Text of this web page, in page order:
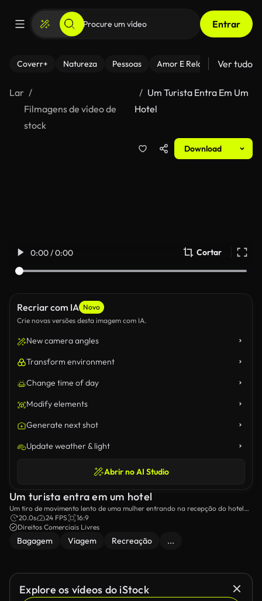
Entrar
Coverr+ Natureza Pessoas Amor E Relacionamentos
Ver tudo
Lar
Filmagens de vídeo de
stock
Um Turista Entra Em Um
Hotel
Download
0:00 / 0:00 Cortar
Recriar com IA Novo
Crie novas versões desta imagem com IA.
New camera angles
Transform environment
Change time of day
Modify elements
Generate next shot
Update weather & light
Abrir no AI Studio
Um turista entra em um hotel
Um tiro de movimento lento de uma mulher entrando na recepção do hotel
com uma mala.
20.0s 24 FPS
16:9
Direitos Comerciais Livres
Bagagem Viagem Recreação ...
Explore os vídeos do iStock